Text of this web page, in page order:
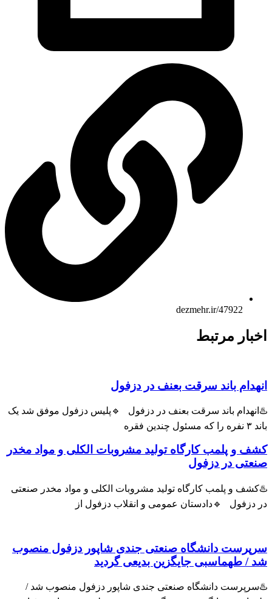
dezmehr.ir/47922
اخبار مرتبط
انهدام باند سرقت بعنف در دزفول
♨️انهدام باند سرقت بعنف در دزفول 🔹پلیس دزفول موفق شد یک
باند ۳ نفره را که مسئول چندین فقره
کشف و پلمب کارگاه تولید مشروبات الکلی و مواد مخدر
صنعتی در دزفول
♨️کشف و پلمب کارگاه تولید مشروبات الکلی و مواد مخدر صنعتی
در دزفول 🔹دادستان عمومی و انقلاب دزفول از
سرپرست دانشگاه صنعتی جندی شاپور دزفول منصوب
شد / طهماسبی جایگزین بدیعی گردید
♨️سرپرست دانشگاه صنعتی جندی شاپور دزفول منصوب شد /